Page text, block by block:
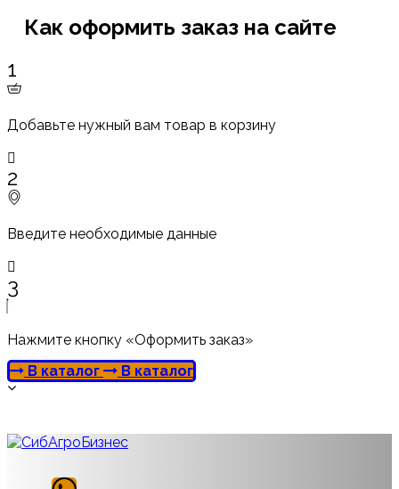
Как оформить заказ на сайте
1
Добавьте нужный вам товар в корзину
2
Введите необходимые данные
3
Нажмите кнопку «Оформить заказ»
В каталог
В каталог